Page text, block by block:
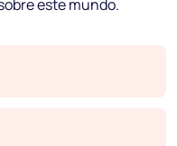
este mundo.